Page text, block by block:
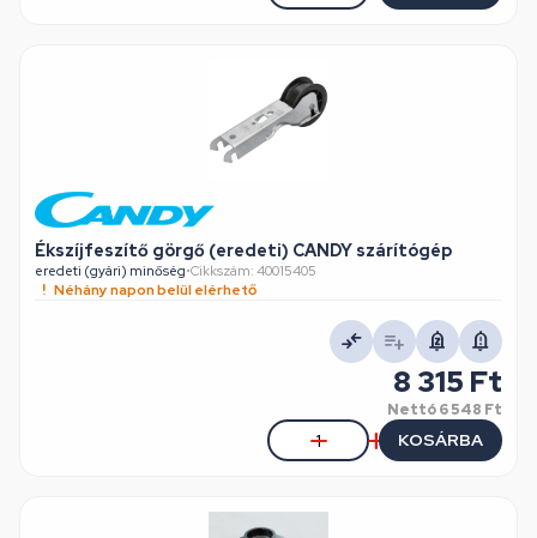
Ékszíjfeszítő görgő (eredeti) CANDY szárítógép
eredeti (gyári) minőség•Cikkszám: 40015405
Néhány napon belül elérhető
8 315 Ft
Nettó6 548 Ft
KOSÁRBA